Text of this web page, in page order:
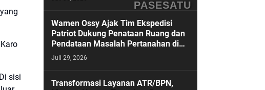
sisi
PASESATU
Wamen Ossy Ajak Tim Ekspedisi
Patriot Dukung Penataan Ruang dan
Pendataan Masalah Pertanahan di
Kawasan Transmigrasi
Juli 29, 2026
Transformasi Layanan ATR/BPN,